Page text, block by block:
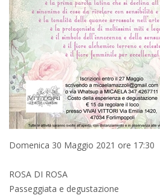
Domenica 30 Maggio 2021 ore 17:30
ROSA DI ROSA
Passeggiata e degustazione